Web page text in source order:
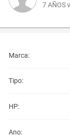
7 AÑOS
Marca:
Tipo:
HP:
Ano: